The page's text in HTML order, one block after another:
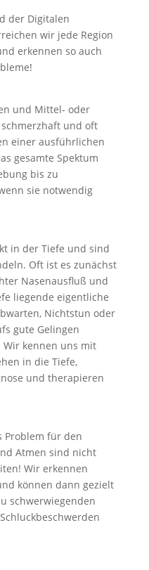
der Digitalen
wir jede Region
erkennen so auch
und Mittel- oder
und oft
einer ausführlichen
gesamte Spektum
bis zu
sie notwendig
in der Tiefe und sind
Oft ist es zunächst
Nasenausfluß und
liegende eigentliche
Nichtstun oder
gute Gelingen
kennen uns mit
in die Tiefe,
und therapieren
Problem für den
Atmen sind nicht
Wir erkennen
können dann gezielt
schwerwiegenden